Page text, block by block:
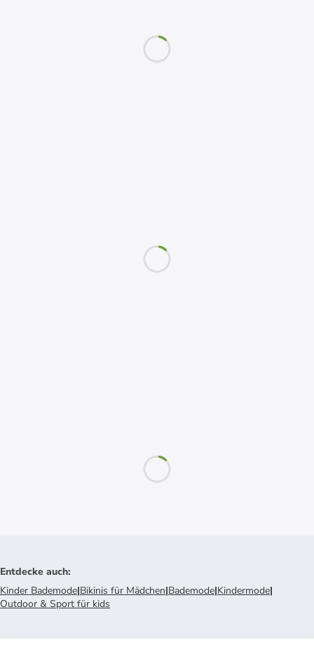
Entdecke auch:
Kinder Bademode|Bikinis für Mädchen|Bademode|Kindermode|
Outdoor & Sport für kids